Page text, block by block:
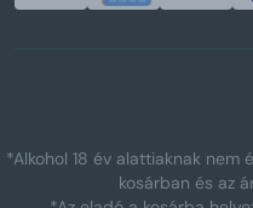
*Alkohol 18 év alattiaknak nem
kosárban és az